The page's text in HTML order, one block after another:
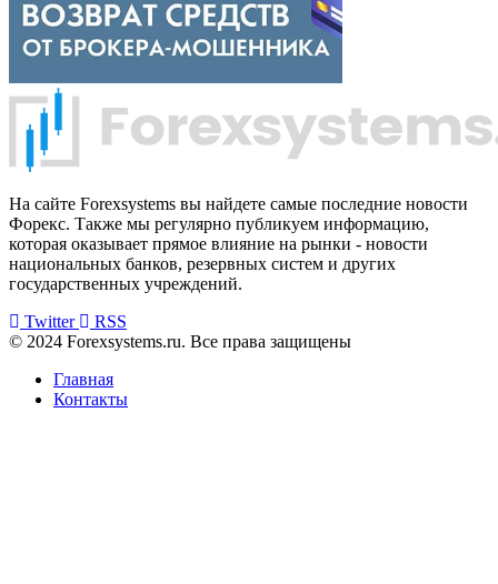
На сайте Forexsystems вы найдете самые последние новости
Форекс. Также мы регулярно публикуем информацию,
которая оказывает прямое влияние на рынки - новости
национальных банков, резервных систем и других
государственных учреждений.
Twitter
RSS
© 2024 Forexsystems.ru. Все права защищены
Главная
Контакты